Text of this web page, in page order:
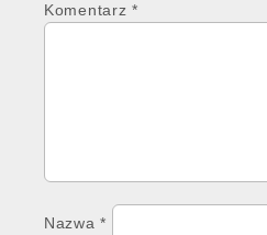
Komentarz *
Nazwa*